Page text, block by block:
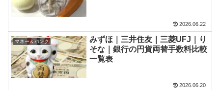
2026.06.22
マネー＆バンク
みずほ｜三井住友｜三菱UFJ｜り
そな｜銀行の円貨両替手数料比較
一覧表
2026.06.20